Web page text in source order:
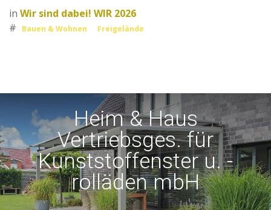
in Wir sind dabei! WIR 2026
#
Bauen & Wohnen Freigelände
Heim & Haus
Vertriebsges. für
Kunststoffenster u. -
rolläden mbH